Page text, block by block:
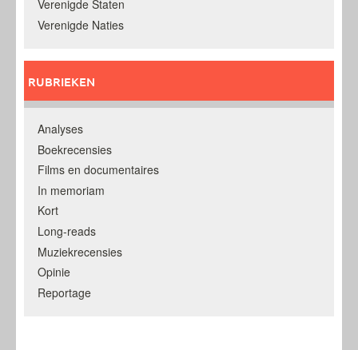
Verenigde Staten
Verenigde Naties
RUBRIEKEN
Analyses
Boekrecensies
Films en documentaires
In memoriam
Kort
Long-reads
Muziekrecensies
Opinie
Reportage